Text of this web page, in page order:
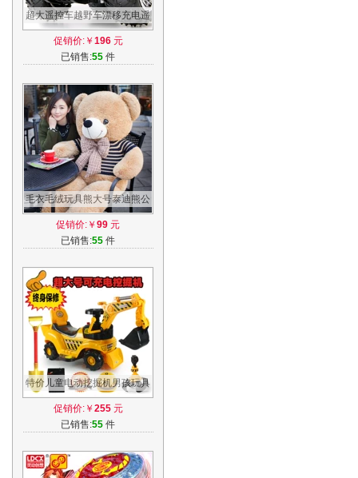
超大遥控车越野车漂移充电遥
控汽车儿童玩具男孩玩具车赛
车大脚车
促销价:￥ 196元
已销售:55 件
毛衣毛绒玩具熊大号泰迪熊公
仔布娃娃玩偶生日礼物送女友
抱抱熊
促销价:￥ 99 元
已销售:55 件
特价儿童电动挖掘机男孩玩具
车挖土机可坐可骑大号学步脚
踏工程车
促销价:￥ 255元
已销售:55 件